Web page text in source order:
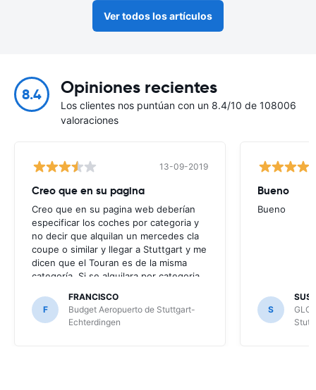
Ver todos los artículos
8.4 Opiniones recientes
Los clientes nos puntúan con un 8.4/10 de 108006
valoraciones
13-09-2019
Creo que en su pagina
Creo que en su pagina web deberían
especificar los coches por categoria y
no decir que alquilan un mercedes cla
coupe o similar y llegar a Stuttgart y me
dicen que el Touran es de la misma
categoría. Si se alquilara por categoria
cualquier modelo de esa categoría pero
no poner mercedes cla y luego no
F
FRANCISCO
Budget Aeropuerto de Stuttgart-
Echterdingen
Bueno
Bueno
S